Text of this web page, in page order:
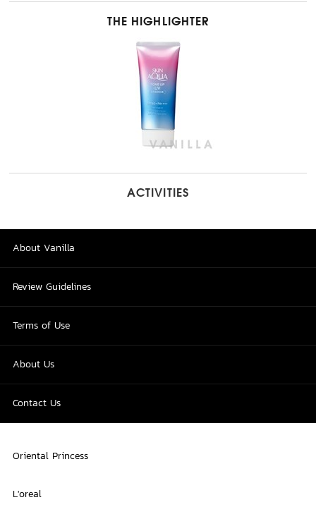
THE HIGHLIGHTER
ACTIVITIES
About Vanilla
Review Guidelines
Terms of Use
About Us
Contact Us
Oriental Princess
L'oreal